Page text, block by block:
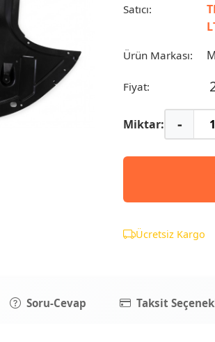
Satıcı:
Ürün Markası:
Fiyat:
Miktar: -
Ücretsiz Kargo
Soru-Cevap Taksit